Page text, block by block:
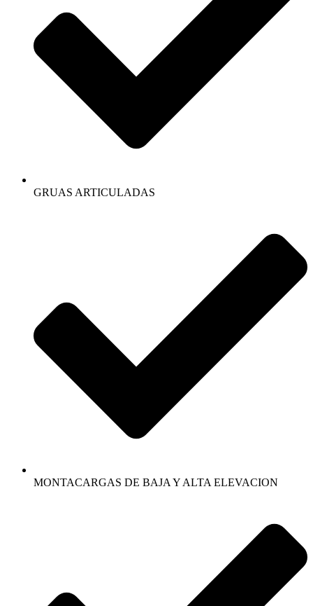
GRUAS ARTICULADAS
MONTACARGAS DE BAJA Y ALTA ELEVACION